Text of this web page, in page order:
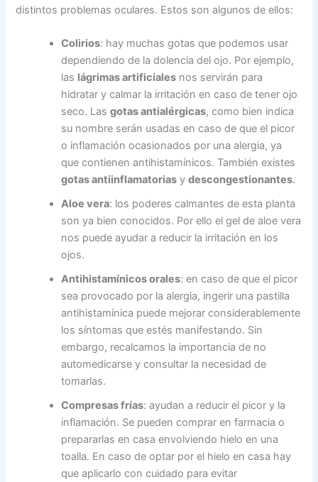
distintos problemas oculares. Estos son algunos de ellos:
Colirios: hay muchas gotas que podemos usar
dependiendo de la dolencia del ojo. Por ejemplo,
las lágrimas artificiales nos servirán para
hidratar y calmar la irritación en caso de tener ojo
seco. Lasgotas antialérgicas, como bien indica
su nombre serán usadas en caso de que el picor
o inflamación ocasionados por una alergia, ya
que contienen antihistamínicos. También existes
gotas antiinflamatorias ydescongestionantes.
Aloe vera: los poderes calmantes de esta planta
son ya bien conocidos. Por ello el gel de aloe vera
nos puede ayudar a reducir la irritación en los
ojos.
Antihistamínicos orales: en caso de que el picor
sea provocado por la alergia, ingerir una pastilla
antihistamínica puede mejorar considerablemente
los síntomas que estés manifestando. Sin
embargo, recalcamos la importancia de no
automedicarse y consultar la necesidad de
tomarlas.
Compresas frías: ayudan a reducir el picor y la
inflamación. Se pueden comprar en farmacia o
prepararlas en casa envolviendo hielo en una
toalla. En caso de optar por el hielo en casa hay
que aplicarlo con cuidado para evitar